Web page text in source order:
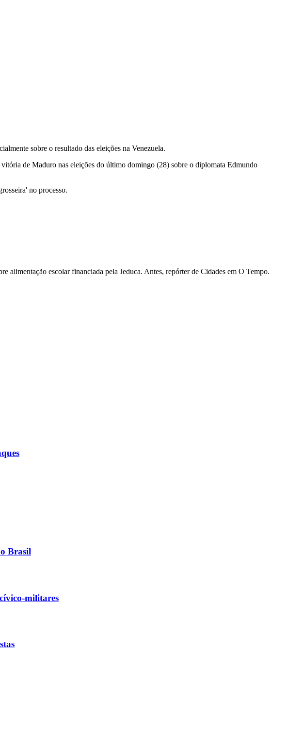
sobre o resultado das eleições na Venezuela.
de Maduro nas eleições do último domingo (28) sobre o diplomata Edmundo
no processo.
alimentação escolar financiada pela Jeduca. Antes, repórter de Cidades em O Tempo.
Brasil
militares